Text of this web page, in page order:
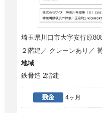
埼玉県川口市大字安行原
２階建／ クレーンあり
地域
鉄骨造 2階建
4ヶ月